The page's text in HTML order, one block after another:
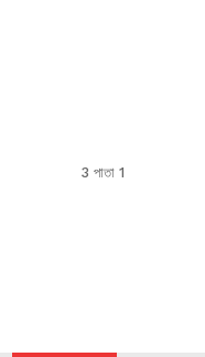
3 পাতা 1